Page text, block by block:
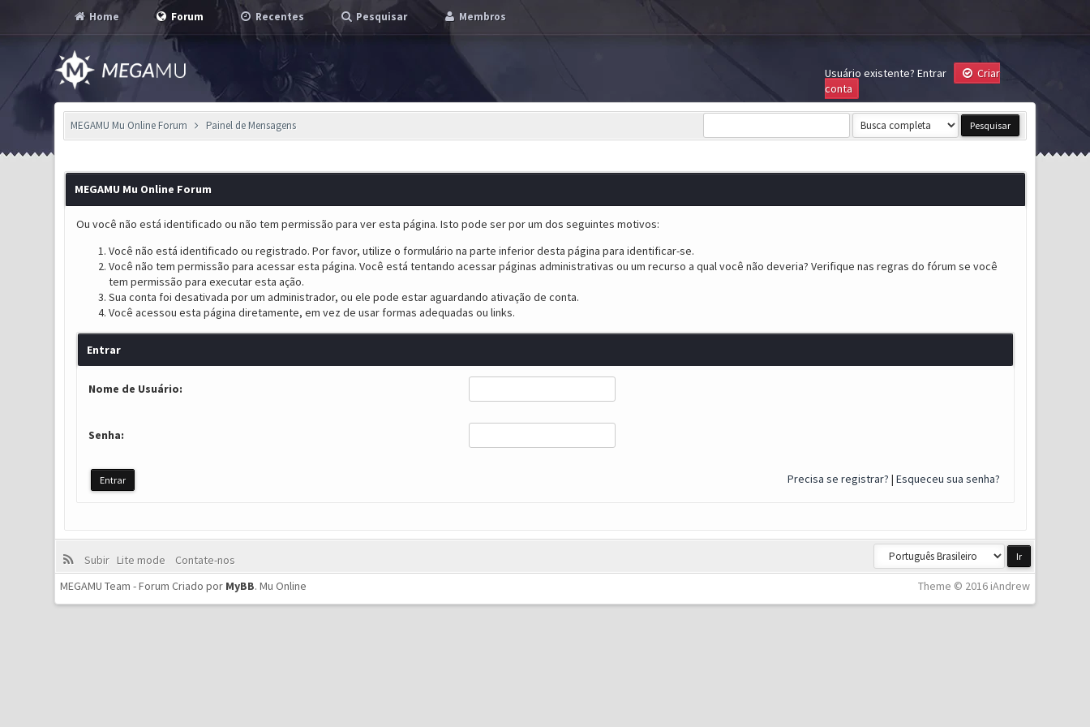
Home Forum Recentes Pesquisar Membros
Usuário existente? Entrar
Criar
conta
MEGAMU Mu Online Forum Painel de Mensagens
MEGAMU Mu Online Forum
Ou você não está identificado ou não tem permissão para ver esta página. Isto pode ser por um dos seguintes motivos:
Você não está identificado ou registrado. Por favor, utilize o formulário na parte inferior desta página para identificar-se.
Você não tem permissão para acessar esta página. Você está tentando acessar páginas administrativas ou um recurso a qual você não deveria? Verifique nas regras do fórum se você
tem permissão para executar esta ação.
Sua conta foi desativada por um administrador, ou ele pode estar aguardando ativação de conta.
Você acessou esta página diretamente, em vez de usar formas adequadas ou links.
Entrar
Nome de Usuário:
Senha:
Precisa se registrar? | Esqueceu sua senha?
Subir Lite mode
Contate-nos
Theme © 2016 iAndrew
MEGAMU Team - Forum Criado por MyBB.Mu Online